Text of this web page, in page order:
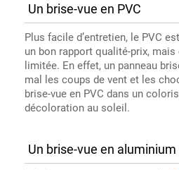
Un brise-vue en PVC
Plus facile d’entretien, le PVC
un bon rapport qualité-prix,
limitée. En effet, un panneau
mal les coups de vent et les
brise-vue en PVC dans un
décoloration au soleil.
Un brise-vue en aluminium